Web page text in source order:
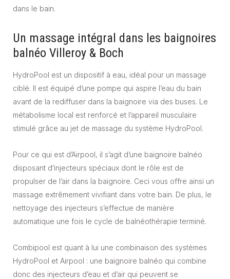
dans le bain.
Un massage intégral dans les baignoires
balnéo Villeroy & Boch
HydroPool est un dispositif à eau, idéal pour un massage
ciblé. Il est équipé d’une pompe qui aspire l’eau du bain
avant de la rediffuser dans la baignoire via des buses. Le
métabolisme local est renforcé et l’appareil musculaire
stimulé grâce au jet de massage du système HydroPool.
Pour ce qui est d’Airpool, il s’agit d’une baignoire balnéo
disposant d’injecteurs spéciaux dont le rôle est de
propulser de l’air dans la baignoire. Ceci vous offre ainsi un
massage extrêmement vivifiant dans votre bain. De plus, le
nettoyage des injecteurs s’effectue de manière
automatique une fois le cycle de balnéothérapie terminé.
Combipool est quant à lui une combinaison des systèmes
HydroPool et Airpool : une baignoire balnéo qui combine
donc des injecteurs d’eau et d’air qui peuvent se